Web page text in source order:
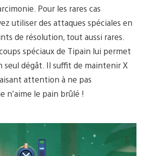
Pour les rares cas
utiliser des attaques spéciales en
de résolution, tout aussi rares.
spéciaux de Tipain lui permet
seul dégât. Il suffit de maintenir X
attention à ne pas
n’aime le pain brûlé !